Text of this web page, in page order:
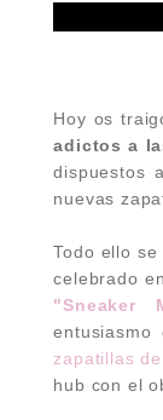
Hoy os
adictos a
dispuestos
nuevas
Todo ello se
celebrado
"Sneaker
zapatillas
hub con el